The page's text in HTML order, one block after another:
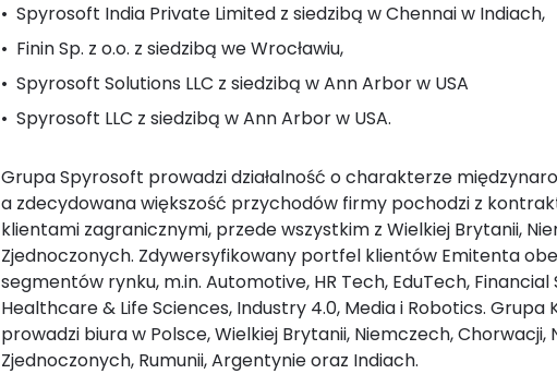
Spyrosoft India Private Limited z siedzibą w Chennai w Indiach,
Finin Sp. z o.o. z siedzibą we Wrocławiu,
Spyrosoft Solutions LLC z siedzibą w Ann Arbor w USA
Spyrosoft LLC z siedzibą w Ann Arbor w USA.
Grupa Spyrosoft prowadzi działalność o charakterze
a zdecydowana większość przychodów firmy pochodzi z
klientami zagranicznymi, przede wszystkim z Wielkiej Brytanii,
Zjednoczonych. Zdywersyfikowany portfel klientów Emitenta
segmentów rynku, m.in. Automotive, HR Tech, EduTech,
Healthcare & Life Sciences, Industry 4.0, Media i Robotics. Grupa
prowadzi biura w Polsce, Wielkiej Brytanii, Niemczech, Chorwacji,
Zjednoczonych, Rumunii, Argentynie oraz Indiach.